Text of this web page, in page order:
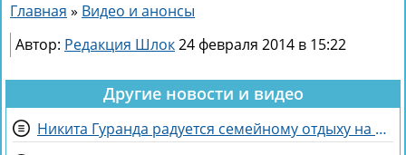
Главная » Видео и анонсы
Автор: Редакция Шлок24 февраля 2014 в 15:22
Другие новости и видео
Никита Гуранда радуется семейному отдыху на Майорке